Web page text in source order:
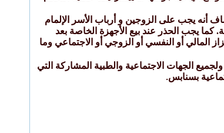
أنه يجب على الزوجين و أرباب الأسر الإلمام
كما يجب الحذر عند بيع الأجهزة الخاصة بعد
المالي أو النفسي أو الزوجي أو الاجتماعي وما
الجهات الاجتماعية والطبية المشاركة التي
بسنابس.